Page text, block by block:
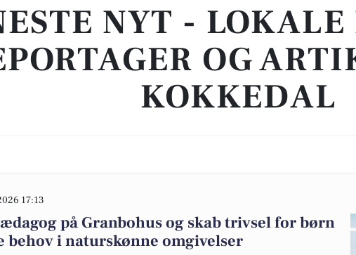
NYT -
OG
KOKKEDAL
17:13
på Granbohus og skab trivsel for børn
behov i naturskønne omgivelser